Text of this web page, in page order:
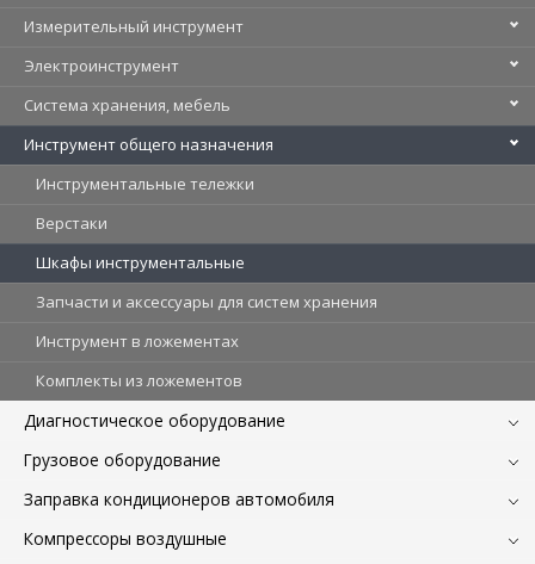
Измерительный инструмент
Электроинструмент
Система хранения, мебель
Инструмент общего назначения
Инструментальные тележки
Верстаки
Шкафы инструментальные
Запчасти и аксессуары для систем хранения
Инструмент в ложементах
Комплекты из ложементов
Диагностическое оборудование
Грузовое оборудование
Заправка кондиционеров автомобиля
Компрессоры воздушные